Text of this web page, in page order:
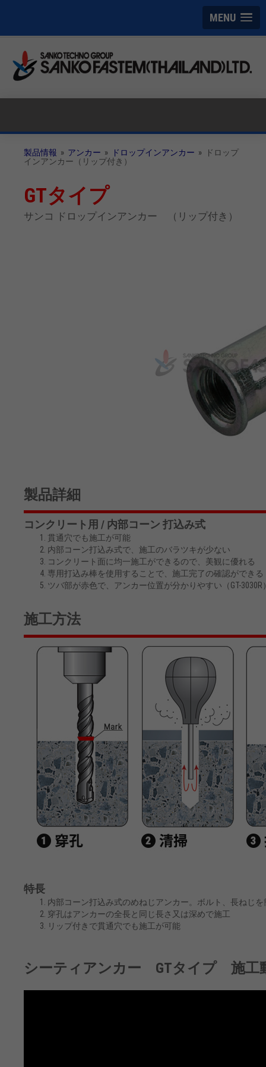
MENU
製品情報 »​ アンカー »​ ドロップインアンカー »​ ドロップ
インアンカー（リップ付き）
GTタイプ
サンコ ドロップインアンカー （リップ付き）
製品詳細
コンクリート用 / 内部コーン 打込み式
貫通穴でも施工が可能
内部コーン打込み式で、施工のバラツキが少ない
コンクリート面に均一施工ができるので、美観に優れる
専用打込み棒を使用することで、施工完了の確認ができる
ツバ部が赤色で、アンカー位置が分かりやすい（GT-3030R
施工方法
特長
内部コーン打込み式のめねじアンカー。ボルト、長ねじ
穿孔はアンカーの全長と同じ長さ又は深めで施工
リップ付きで貫通穴でも施工が可能
シーティアンカー GTタイプ 施